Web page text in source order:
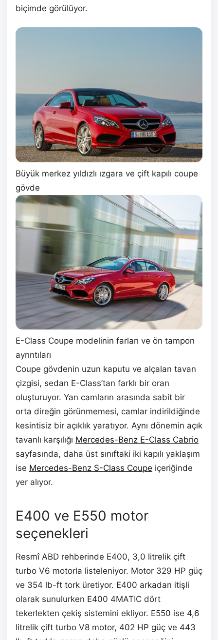
biçimde görülüyor.
Büyük merkez yıldızlı ızgara ve çift kapılı coupe
gövde
E-Class Coupe modelinin farları ve ön tampon
ayrıntıları
Coupe gövdenin uzun kaputu ve alçalan tavan
çizgisi, sedan E-Class’tan farklı bir oran
oluşturuyor. Yan camların arasında sabit bir
orta direğin görünmemesi, camlar indirildiğinde
kesintisiz bir açıklık yaratıyor. Aynı dönemin açık
tavanlı karşılığı Mercedes-Benz E-Class Cabrio
sayfasında, daha üst sınıftaki iki kapılı yaklaşım
ise Mercedes-Benz S-Class Coupe içeriğinde
yer alıyor.
E400 ve E550 motor
seçenekleri
Resmî ABD rehberinde E400, 3,0 litrelik çift
turbo V6 motorla listeleniyor. Motor 329 HP güç
ve 354 lb-ft tork üretiyor. E400 arkadan itişli
olarak sunulurken E400 4MATIC dört
tekerlekten çekiş sistemini ekliyor. E550 ise 4,6
litrelik çift turbo V8 motor, 402 HP güç ve 443